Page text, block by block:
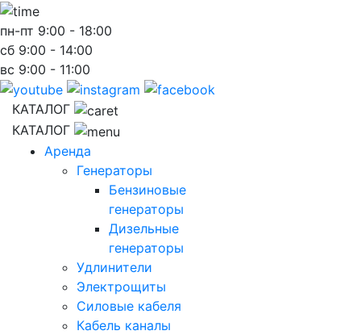
пн-пт 9:00 - 18:00
сб 9:00 - 14:00
вс 9:00 - 11:00
КАТАЛОГ
КАТАЛОГ
Аренда
Генераторы
Бензиновые
генераторы
Дизельные
генераторы
Удлинители
Электрощиты
Силовые кабеля
Кабель каналы